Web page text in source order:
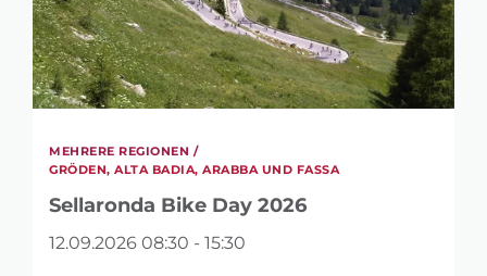
MEHRERE REGIONEN /
GRÖDEN, ALTA BADIA, ARABBA UND FASSA
Sellaronda Bike Day 2026
12.09.2026 08:30 - 15:30